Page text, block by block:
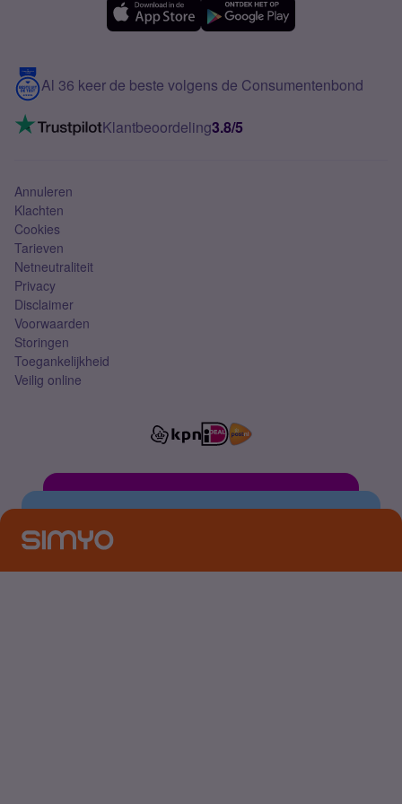
Meerdere nummers
5G internet
Mobiel internet
Mobiel abonnement
Contact
VoLTE 4G bellen
Al 36 keer de beste volgens de Consumentenbond
Klantbeoordeling3.8/5
Annuleren
Klachten
Cookies
Tarieven
Netneutraliteit
Privacy
Disclaimer
Voorwaarden
Storingen
Toegankelijkheid
Veilig online